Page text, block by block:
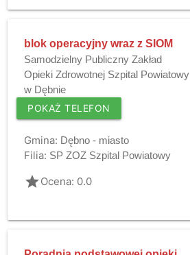
blok operacyjny wraz z SIOM
Samodzielny Publiczny Zakład
Opieki Zdrowotnej Szpital Powiatowy
w Dębnie
POKAŻ TELEFON
Gmina: Dębno - miasto
Filia: SP ZOZ Szpital Powiatowy
gradeOcena: 0.0